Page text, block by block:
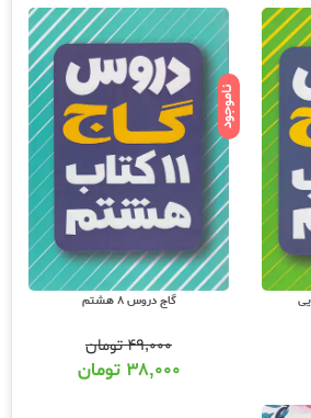
ناموجود
گاج دروس 8 هشتم
۴۹,۰۰۰تومان
۳۸,۰۰۰ تومان